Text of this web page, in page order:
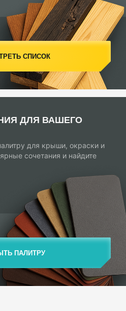
СПИСОК
ДЛЯ ВАШЕГО
для крыши, окраски и
сочетания и найдите
ПАЛИТРУ